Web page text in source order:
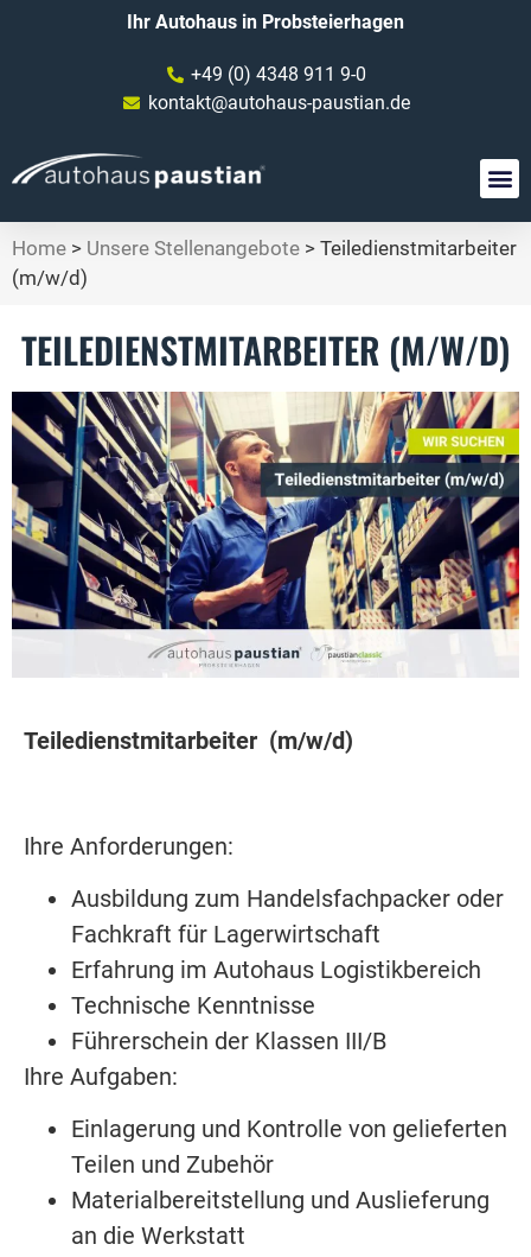
+49 (0) 4348 911 9-0
kontakt@autohaus-paustian.de
Ihr Autohaus in Probsteierhagen
Home > Unsere Stellenangebote > Teiledienstmitarbeiter
(m/w/d)
TEILEDIENSTMITARBEITER (M/W/D)
Teiledienstmitarbeiter (m/w/d)
Ihre Anforderungen:
Ausbildung zum Handelsfachpacker oder
Fachkraft für Lagerwirtschaft
Erfahrung im Autohaus Logistikbereich
Technische Kenntnisse
Führerschein der Klassen III/B
Ihre Aufgaben:
Einlagerung und Kontrolle von gelieferten
Teilen und Zubehör
Materialbereitstellung und Auslieferung
an die Werkstatt